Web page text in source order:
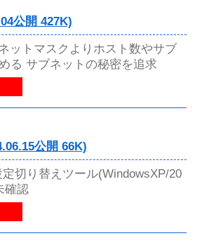
公開 427K)
ットマスクよりホスト数やサブ
る サブネットの秘密を追求
公開 66K)
切り替えツール(WindowsXP/20
確認